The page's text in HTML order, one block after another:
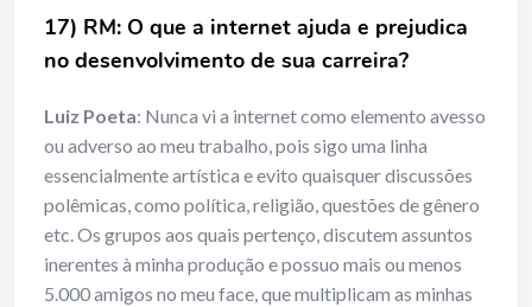
17) RM: O que a internet ajuda e prejudica
no desenvolvimento de sua carreira?
Luiz Poeta: Nunca vi a internet como elemento avesso
ou adverso ao meu trabalho, pois sigo uma linha
essencialmente artística e evito quaisquer discussões
polêmicas, como política, religião, questões de gênero
etc. Os grupos aos quais pertenço, discutem assuntos
inerentes à minha produção e possuo mais ou menos
5.000 amigos no meu face, que multiplicam as minhas